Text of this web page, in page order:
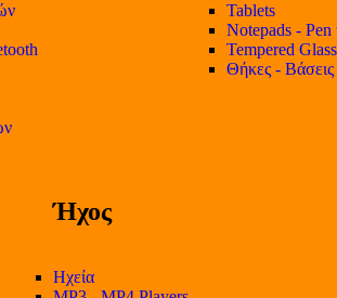
Tablets
Notepads - Pen
Tempered
Θήκες - Βάσεις
Ήχος
Ηχεία